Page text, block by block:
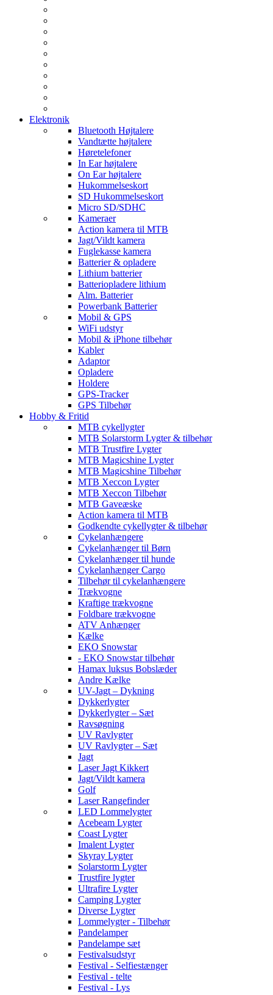
Elektronik
Bluetooth Højtalere
Vandtætte højtalere
Høretelefoner
In Ear højtalere
On Ear højtalere
Hukommelseskort
SD Hukommelseskort
Micro SD/SDHC
Kameraer
Action kamera til MTB
Jagt/Vildt kamera
Fuglekasse kamera
Batterier & opladere
Lithium batterier
Batteriopladere lithium
Alm. Batterier
Powerbank Batterier
Mobil & GPS
WiFi udstyr
Mobil & iPhone tilbehør
Kabler
Adaptor
Opladere
Holdere
GPS-Tracker
GPS Tilbehør
Hobby & Fritid
MTB cykellygter
MTB Solarstorm Lygter & tilbehør
MTB Trustfire Lygter
MTB Magicshine Lygter
MTB Magicshine Tilbehør
MTB Xeccon Lygter
MTB Xeccon Tilbehør
MTB Gaveæske
Action kamera til MTB
Godkendte cykellygter & tilbehør
Cykelanhængere
Cykelanhænger til Børn
Cykelanhænger til hunde
Cykelanhænger Cargo
Tilbehør til cykelanhængere
Trækvogne
Kraftige trækvogne
Foldbare trækvogne
ATV Anhænger
Kælke
EKO Snowstar
- EKO Snowstar tilbehør
Hamax luksus Bobslæder
Andre Kælke
UV-Jagt – Dykning
Dykkerlygter
Dykkerlygter – Sæt
Ravsøgning
UV Ravlygter
UV Ravlygter – Sæt
Jagt
Laser Jagt Kikkert
Jagt/Vildt kamera
Golf
Laser Rangefinder
LED Lommelygter
Acebeam Lygter
Coast Lygter
Imalent Lygter
Skyray Lygter
Solarstorm Lygter
Trustfire lygter
Ultrafire Lygter
Camping Lygter
Diverse Lygter
Lommelygter - Tilbehør
Pandelamper
Pandelampe sæt
Festivalsudstyr
Festival - Selfiestænger
Festival - telte
Festival - Lys